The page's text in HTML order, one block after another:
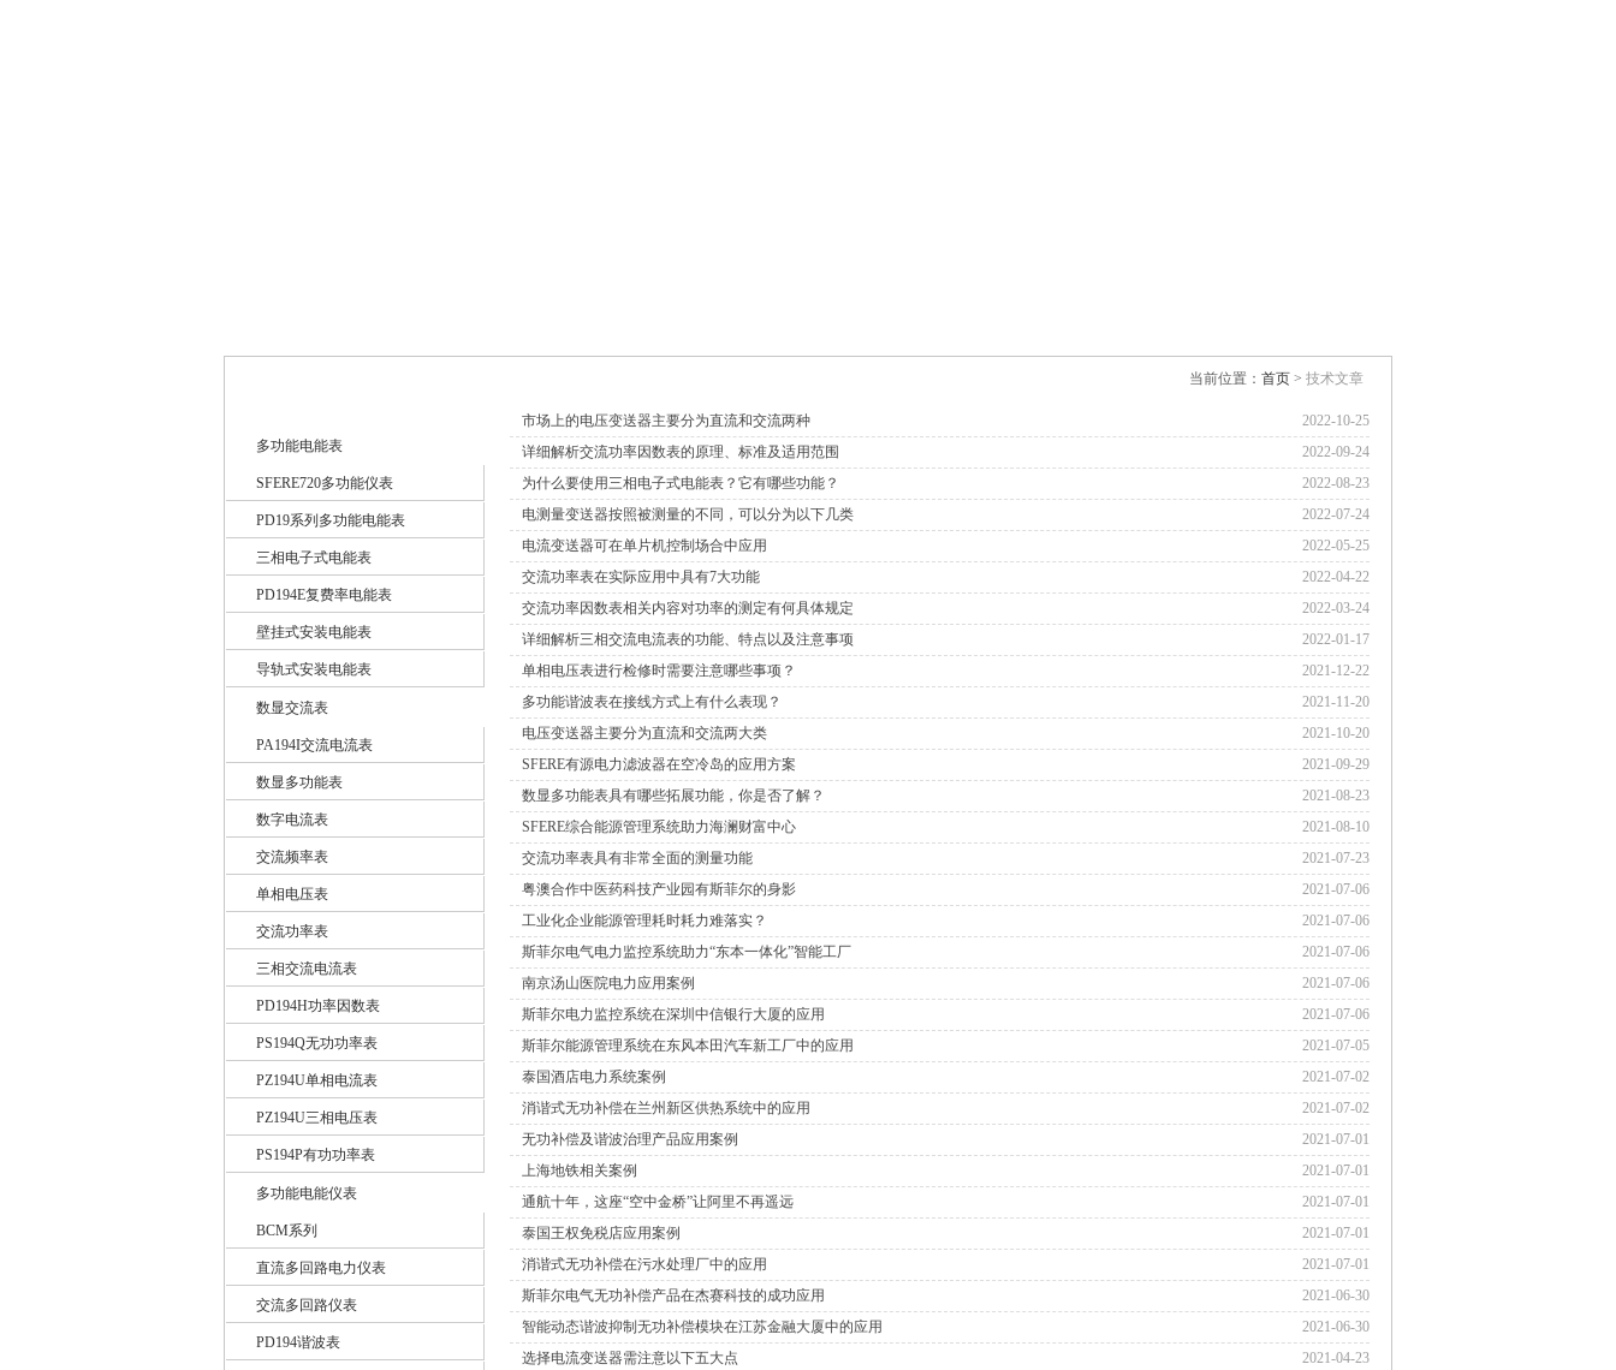
江苏斯菲尔电气股份有限公司
多功能电能表
SFERE720多功能仪表
PD19系列多功能电能表
三相电子式电能表
PD194E复费率电能表
壁挂式安装电能表
导轨式安装电能表
数显交流表
PA194I交流电流表
数显多功能表
数字电流表
交流频率表
单相电压表
交流功率表
三相交流电流表
PD194H功率因数表
PS194Q无功功率表
PZ194U单相电流表
PZ194U三相电压表
PS194P有功功率表
多功能电能仪表
BCM系列
直流多回路电力仪表
交流多回路仪表
PD194谐波表
当前位置： 首页 > 技术文章
市场上的电压变送器主要分为直流和交流两种
2022-10-25
详细解析交流功率因数表的原理、标准及适用范围
2022-09-24
为什么要使用三相电子式电能表？它有哪些功能？
2022-08-23
电测量变送器按照被测量的不同，可以分为以下几类
2022-07-24
电流变送器可在单片机控制场合中应用
2022-05-25
交流功率表在实际应用中具有7大功能
2022-04-22
交流功率因数表相关内容对功率的测定有何具体规定
2022-03-24
详细解析三相交流电流表的功能、特点以及注意事项
2022-01-17
单相电压表进行检修时需要注意哪些事项？
2021-12-22
多功能谐波表在接线方式上有什么表现？
2021-11-20
电压变送器主要分为直流和交流两大类
2021-10-20
SFERE有源电力滤波器在空冷岛的应用方案
2021-09-29
数显多功能表具有哪些拓展功能，你是否了解？
2021-08-23
SFERE综合能源管理系统助力海澜财富中心
2021-08-10
交流功率表具有非常全面的测量功能
2021-07-23
粤澳合作中医药科技产业园有斯菲尔的身影
2021-07-06
工业化企业能源管理耗时耗力难落实？
2021-07-06
斯菲尔电气电力监控系统助力“东本一体化”智能工厂
2021-07-06
南京汤山医院电力应用案例
2021-07-06
斯菲尔电力监控系统在深圳中信银行大厦的应用
2021-07-06
斯菲尔能源管理系统在东风本田汽车新工厂中的应用
2021-07-05
泰国酒店电力系统案例
2021-07-02
消谐式无功补偿在兰州新区供热系统中的应用
2021-07-02
无功补偿及谐波治理产品应用案例
2021-07-01
上海地铁相关案例
2021-07-01
通航十年，这座“空中金桥”让阿里不再遥远
2021-07-01
泰国王权免税店应用案例
2021-07-01
消谐式无功补偿在污水处理厂中的应用
2021-07-01
斯菲尔电气无功补偿产品在杰赛科技的成功应用
2021-06-30
智能动态谐波抑制无功补偿模块在江苏金融大厦中的应用
2021-06-30
选择电流变送器需注意以下五大点
2021-04-23